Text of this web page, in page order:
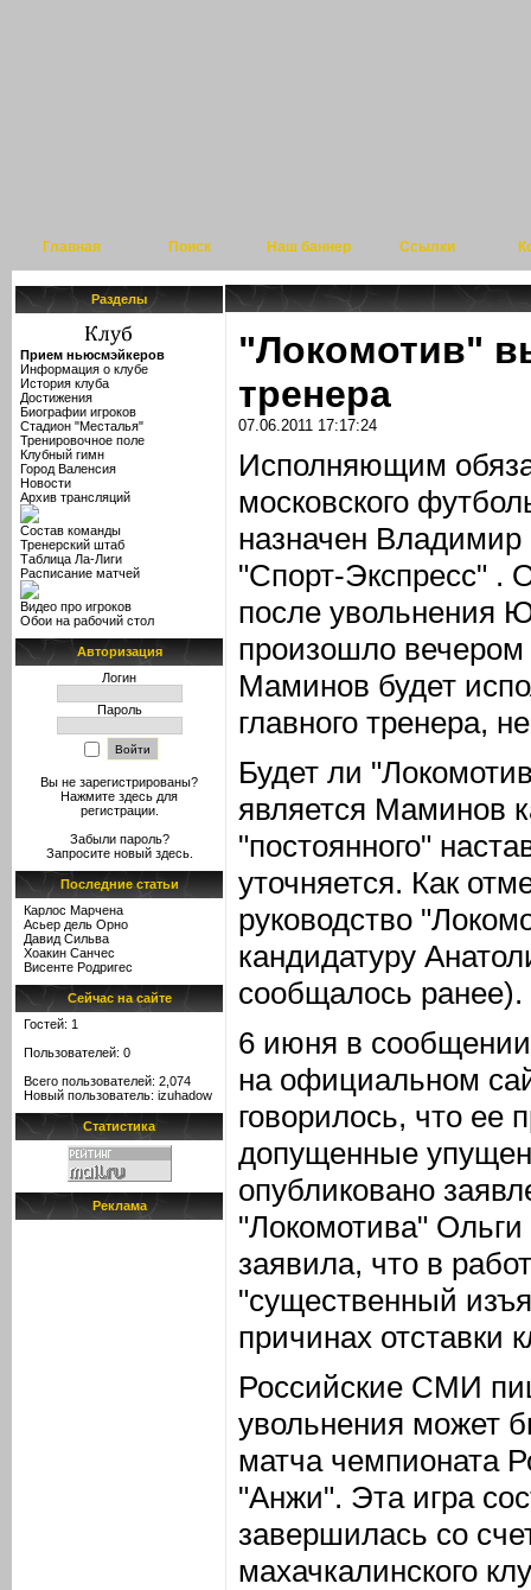
Главная Поиск Наш баннер Ссылки
Разделы
Прием ньюсмэйкеров
Информация о клубе
История клуба
Достижения
Биографии игроков
Стадион "Месталья"
Тренировочное поле
Клубный гимн
Город Валенсия
Новости
Архив трансляций
Состав команды
Тренерский штаб
Таблица Ла-Лиги
Расписание матчей
Видео про игроков
Обои на рабочий стол
Авторизация
Логин
Пароль
Вы не зарегистрированы?
Нажмите здесь для
регистрации.
Забыли пароль?
Запросите новый здесь.
Последние статьи
Карлос Марчена
Асьер дель Орно
Давид Сильва
Хоакин Санчес
Висенте Родригес
Сейчас на сайте
Гостей: 1
Пользователей: 0
Всего пользователей: 2,074
Новый пользователь: izuhadow
Статистика
Реклама
"Локомотив"
тренера
07.06.2011 17:17:24
Исполняющим
московского
назначен
"Спорт-Экспресс" .
после увольнения
произошло
Маминов будет
главного тренера,
Будет ли
является Маминов
"постоянного"
уточняется. Как
руководство
кандидатуру
сообщалось ранее).
6 июня в
на официальном
говорилось, что ее
допущенные
опубликовано
"Локомотива"
заявила, что в
"существенный
причинах отставки
Российские СМИ
увольнения может
матча чемпионата
"Анжи". Эта игра
завершилась со
махачкалинского